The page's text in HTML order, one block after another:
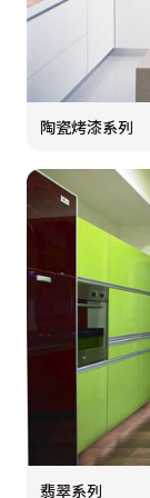
陶瓷烤漆系列
翡翠系列